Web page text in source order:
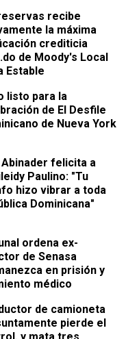
recibe
la máxima
crediticia
de Moody's Local
Estable
listo para la
de El Desfile
de Nueva York
Abinader felicita a
Paulino: "Tu
hizo vibrar a toda
Dominicana"
ordena ex-
de Senasa
en prisión y
médico
de camioneta
pierde el